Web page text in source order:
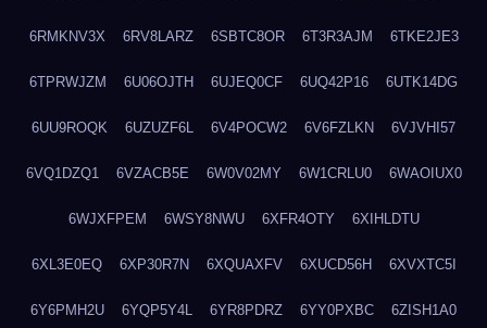
6RMKNV3X 6RV8LARZ 6SBTC8OR 6T3R3AJM 6TKE2JE3
6TPRWJZM 6U06OJTH 6UJEQ0CF 6UQ42P16 6UTK14DG
6UU9ROQK 6UZUZF6L 6V4POCW2 6V6FZLKN 6VJVHI57
6VQ1DZQ1 6VZACB5E 6W0V02MY 6W1CRLU0 6WAOIUX0
6WJXFPEM 6WSY8NWU 6XFR4OTY 6XIHLDTU
6XL3E0EQ 6XP30R7N 6XQUAXFV 6XUCD56H 6XVXTC5I
6Y6PMH2U 6YQP5Y4L 6YR8PDRZ 6YY0PXBC 6ZISH1A0